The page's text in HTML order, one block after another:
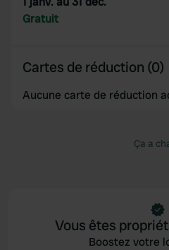
provided to them or that
Gratuit
Cartes de réduction (0)
Aucune carte de réduction
Ça a
Vous êtes
Boostez votre